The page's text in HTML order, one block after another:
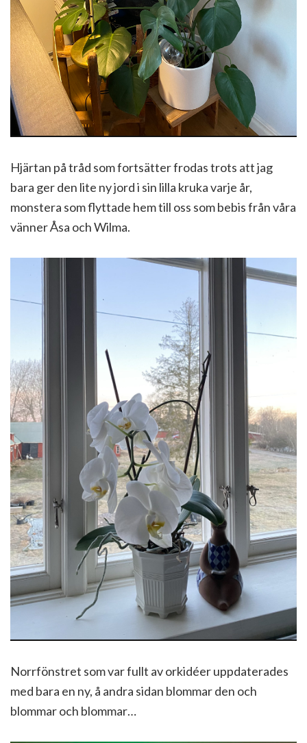
Hjärtan på tråd som fortsätter frodas trots att jag
bara ger den lite ny jord i sin lilla kruka varje år,
monstera som flyttade hem till oss som bebis från våra
vänner Åsa och Wilma.
Norrfönstret som var fullt av orkidéer uppdaterades
med bara en ny, å andra sidan blommar den och
blommar och blommar…